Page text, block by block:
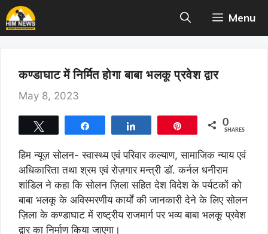
Skip
to
content
Menu
कण्डाघाट में निर्मित होगा बाबा भलकू प्रवेश द्वार
May 8, 2023
0
SHARES
हिम न्यूज़ सोलन- स्वास्थ्य एवं परिवार कल्याण, सामाजिक न्याय एवं
अधिकारिता तथा श्रम एवं रोज़गार मन्त्री डाॅ. कर्नल धनीराम
शांडिल ने कहा कि सोलन ज़िला सहित देश विदेश के पर्यटकों को
बाबा भलकू के अविस्मरणीय कार्यों की जानकारी देने के लिए सोलन
ज़िला के कण्डाघाट में राष्ट्रीय राजमार्ग पर भव्य बाबा भलकू प्रवेश
द्वार का निर्माण किया जाएगा।